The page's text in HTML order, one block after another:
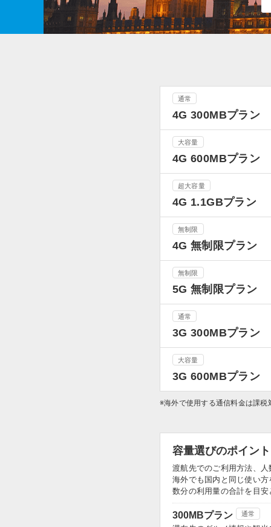
通常
4G 300MBプラン
大容量
4G 600MBプラン
超大容量
4G 1.1GBプラン
無制限
4G 無制限プラン
無制限
5G 無制限プラン
通常
3G 300MBプラン
大容量
3G 600MBプラン
※海外で使用する通信料金は課税
容量選びのポイント
渡航先でのご利用方法、
海外でも国内と同じ使い
数分の利用量の合計を目
300MBプラン 通常